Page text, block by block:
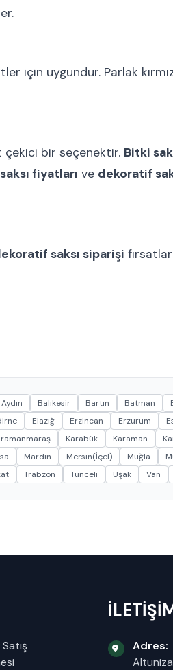
uygundur. Parlak
çekici bir seçenektir. Bitki
fiyatları ve dekoratif
saksı siparişi
Aydın Balıkesir Bartın Batman
Elazığ Erzincan Erzurum
Karabük Karaman
Mardin Mersin(İçel) Muğla
Trabzon Tunceli Uşak Van
Adres: